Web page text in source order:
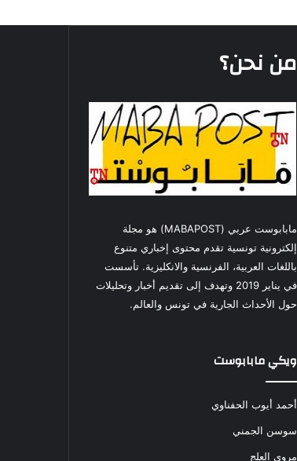
من نحن؟
مابابوست عربي (MABAPOST) هو مجلة
إلكترونية تونسية تقدم محتوى إخباري متنوع
باللغات العربية، الفرنسية والانكليزية. تأسست
في يناير 2019 وتهدف إلى تقديم أخبار وتحليلات
حول الأحداث الجارية في تونس والعالم.
ويكي مابابوست
أحمد أيوب الحفناوي
سوسن الجمني
مروى العلج